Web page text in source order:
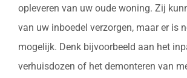
opleveren van uw oude woning. Zij
van uw inboedel verzorgen, maar er is
mogelijk. Denk bijvoorbeeld aan het
verhuisdozen of het demonteren van